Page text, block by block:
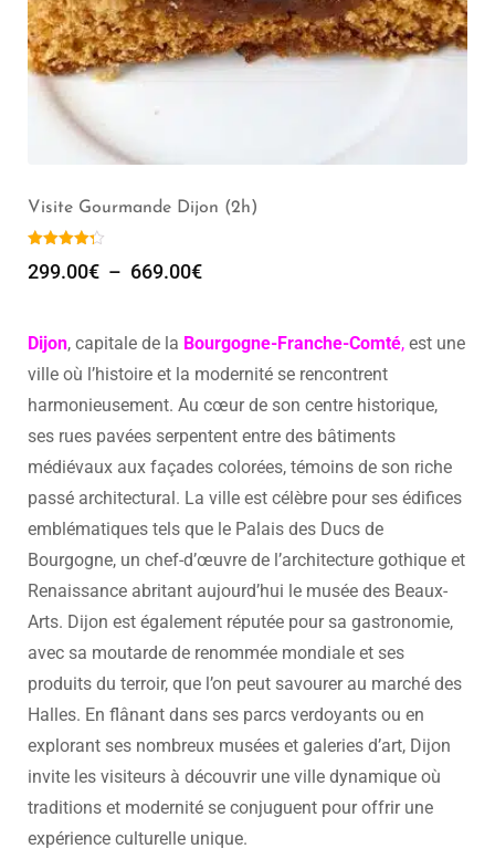
Visite Gourmande Dijon (2h)
299.00€ – 669.00€
Dijon, capitale de la Bourgogne-Franche-Comté, est une
ville où l’histoire et la modernité se rencontrent
harmonieusement. Au cœur de son centre historique,
ses rues pavées serpentent entre des bâtiments
médiévaux aux façades colorées, témoins de son riche
passé architectural. La ville est célèbre pour ses édifices
emblématiques tels que le Palais des Ducs de
Bourgogne, un chef-d’œuvre de l’architecture gothique et
Renaissance abritant aujourd’hui le musée des Beaux-
Arts. Dijon est également réputée pour sa gastronomie,
avec sa moutarde de renommée mondiale et ses
produits du terroir, que l’on peut savourer au marché des
Halles. En flânant dans ses parcs verdoyants ou en
explorant ses nombreux musées et galeries d’art, Dijon
invite les visiteurs à découvrir une ville dynamique où
traditions et modernité se conjuguent pour offrir une
expérience culturelle unique.